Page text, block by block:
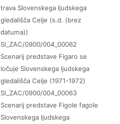
trava Slovenskega ljudskega
gledališča Celje (s.d. (brez
datuma))
SI_ZAC/0900/004_00062
Scenarij predstave Figaro se
ločuje Slovenskega ljudskega
gledališča Celje (1971-1972)
SI_ZAC/0900/004_00063
Scenarij predstave Figole fagole
Slovenskega ljudskega